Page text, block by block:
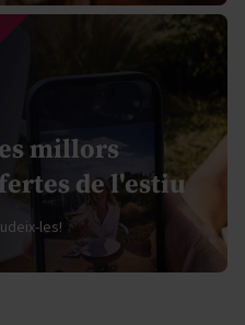
millors
de l'estiu
les!